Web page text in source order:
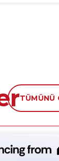
TÜMÜNÜ